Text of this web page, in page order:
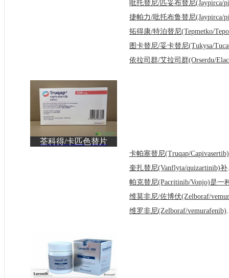
荃科得/卡匹色替片